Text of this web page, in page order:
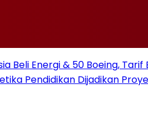
Beli Energi & 50 Boeing, Tarif
Pendidikan Dijadikan